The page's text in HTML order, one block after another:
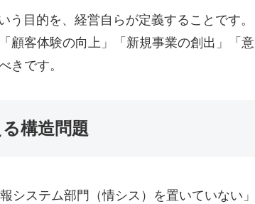
目的を、経営自らが定義することです。
顧客体験の向上」「新規事業の創出」「意
きです。
構造問題
システム部門（情シス）を置いていない」